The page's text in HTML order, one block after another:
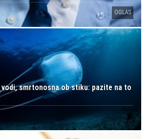
OGLAS
vodi, smrtonosna ob stiku: pazite na to